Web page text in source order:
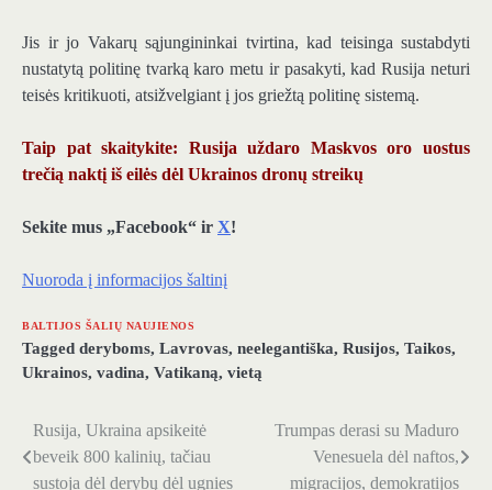
Jis ir jo Vakarų sąjungininkai tvirtina, kad teisinga sustabdyti
nustatytą politinę tvarką karo metu ir pasakyti, kad Rusija neturi
teisės kritikuoti, atsižvelgiant į jos griežtą politinę sistemą.
Taip pat skaitykite: Rusija uždaro Maskvos oro uostus
trečią naktį iš eilės dėl Ukrainos dronų streikų
Sekite mus „Facebook“ ir X!
Nuoroda į informacijos šaltinį
BALTIJOS ŠALIŲ NAUJIENOS
Tagged deryboms, Lavrovas, neelegantiška, Rusijos, Taikos,
Ukrainos, vadina, Vatikaną, vietą
Navigacija
tarp
Rusija, Ukraina apsikeitė
beveik 800 kalinių, tačiau
sustoja dėl derybų dėl ugnies
Trumpas derasi su Maduro
Venesuela dėl naftos,
migracijos, demokratijos